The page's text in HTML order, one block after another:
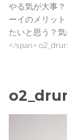
やる気が大事
ーイのメリッ
たいと思う？
</span>